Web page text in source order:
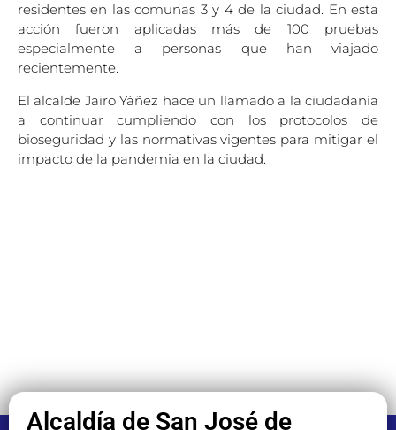
residentes en las comunas 3 y 4 de la ciudad. En esta
acción fueron aplicadas más de 100 pruebas
especialmente a personas que han viajado
recientemente.
El alcalde Jairo Yáñez hace un llamado a la ciudadanía
a continuar cumpliendo con los protocolos de
bioseguridad y las normativas vigentes para mitigar el
impacto de la pandemia en la ciudad.
Alcaldía de San José de